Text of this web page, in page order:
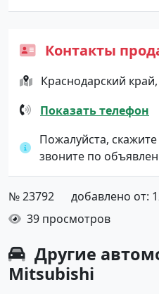
Контакты
Краснодарский
Показать телефон
Пожалуйста,
звоните по
№ 23792
добавлено от:
39 просмотров
Другие
Mitsubishi